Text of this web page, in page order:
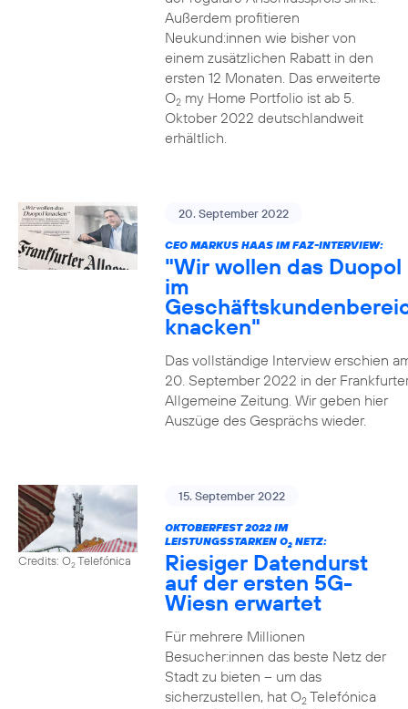
Außerdem profitieren
Neukund:innen wie bisher von
einem zusätzlichen Rabatt in den
ersten 12 Monaten. Das erweiterte
O2my Home Portfolio ist ab 5.
Oktober 2022 deutschlandweit
erhältlich.
20. September 2022
CEO MARKUS HAAS IM FAZ-INTERVIEW:
"Wir wollen das Duopol
im
knacken"
Das vollständige Interview erschien
20. September 2022 in der
Allgemeine Zeitung. Wir geben hier
Auszüge des Gesprächs wieder.
Credits: O2Telefónica
15. September 2022
OKTOBERFEST 2022 IM
LEISTUNGSSTARKEN O2NETZ:
Riesiger Datendurst
auf der ersten 5G-
Wiesn erwartet
Für mehrere Millionen
Besucher:innen das beste Netz der
Stadt zu bieten – um das
sicherzustellen, hat O2Telefónica